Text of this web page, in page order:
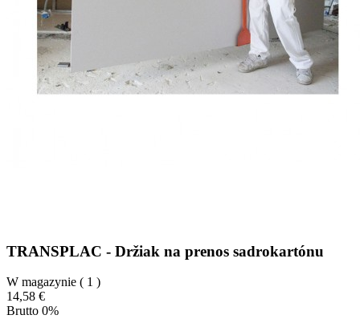
TRANSPLAC - Držiak na prenos sadrokartónu
W magazynie ( 1 )
14,58 €
Brutto 0%